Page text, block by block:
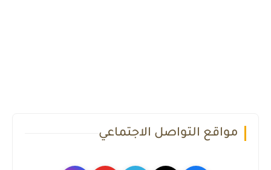
مواقع التواصل الاجتماعي